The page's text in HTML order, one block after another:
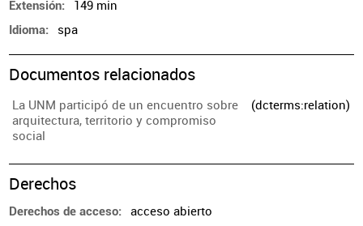
Extensión 149 min
Idioma spa
Documentos relacionados
La UNM participó de un encuentro sobre
arquitectura, territorio y compromiso
social
(dcterms:relation)
Derechos
Derechos de acceso acceso abierto